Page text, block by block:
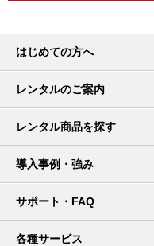
はじめての方へ
レンタルのご案内
レンタル商品を探す
導入事例・強み
サポート・FAQ
各種サービス